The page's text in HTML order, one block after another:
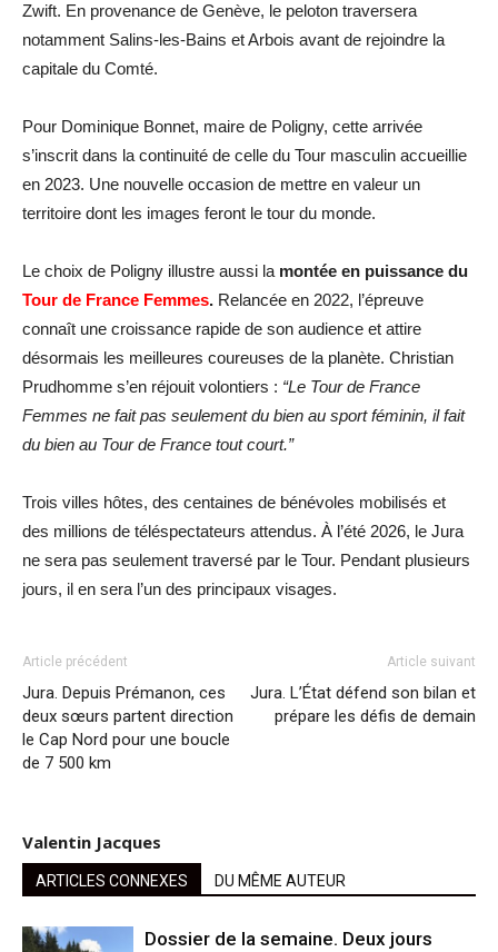
Zwift. En provenance de Genève, le peloton traversera
notamment Salins-les-Bains et Arbois avant de rejoindre la
capitale du Comté.
Pour Dominique Bonnet, maire de Poligny, cette arrivée
s’inscrit dans la continuité de celle du Tour masculin accueillie
en 2023. Une nouvelle occasion de mettre en valeur un
territoire dont les images feront le tour du monde.
Le choix de Poligny illustre aussi la montée en puissance du
Tour de France Femmes. Relancée en 2022, l’épreuve
connaît une croissance rapide de son audience et attire
désormais les meilleures coureuses de la planète. Christian
Prudhomme s’en réjouit volontiers : “Le Tour de France
Femmes ne fait pas seulement du bien au sport féminin, il fait
du bien au Tour de France tout court.”
Trois villes hôtes, des centaines de bénévoles mobilisés et
des millions de téléspectateurs attendus. À l’été 2026, le Jura
ne sera pas seulement traversé par le Tour. Pendant plusieurs
jours, il en sera l’un des principaux visages.
Article précédent
Jura. Depuis Prémanon, ces
deux sœurs partent direction
le Cap Nord pour une boucle
de 7 500 km
Article suivant
Jura. L’État défend son bilan et
prépare les défis de demain
Valentin Jacques
ARTICLES CONNEXES DU MÊME AUTEUR
Dossier de la semaine. Deux jours